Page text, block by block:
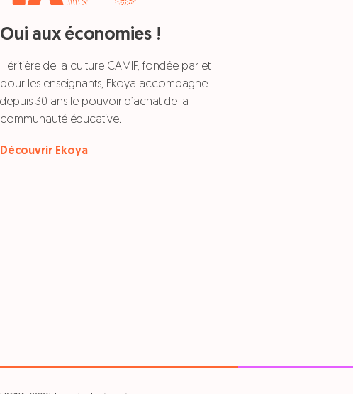
Oui aux économies !
Héritière de la culture CAMIF, fondée par et
pour les enseignants, Ekoya accompagne
depuis 30 ans le pouvoir d’achat de la
communauté éducative.
Découvrir Ekoya